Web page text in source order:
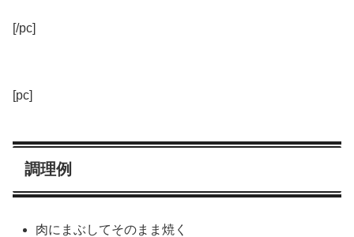
[/pc]
[pc]
調理例
肉にまぶしてそのまま焼く